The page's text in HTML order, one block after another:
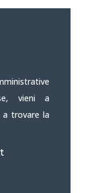
vieni a
a trovare la